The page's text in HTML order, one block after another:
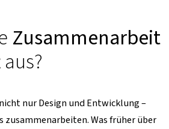
Zusammenarbeit
aus?
nur Design und Entwicklung –
zusammenarbeiten. Was früher über